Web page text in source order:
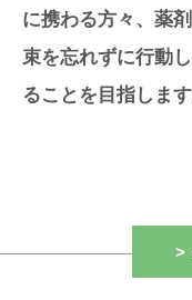
に携わる方々、薬
束を忘れずに行動
ることを目指します